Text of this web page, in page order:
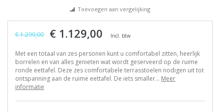
Toevoegen aan vergelijking
€ 1.299,00 € 1.129,00 Incl. btw
Met een totaal van zes personen kunt u comfortabel zitten, heerlijk
borrelen en van alles genieten wat wordt geserveerd op de ruime
ronde eettafel. Deze zes comfortabele terrasstoelen nodigen uit tot
ontspanning aan de ruime eettafel. De iets smaller... Meer
informatie